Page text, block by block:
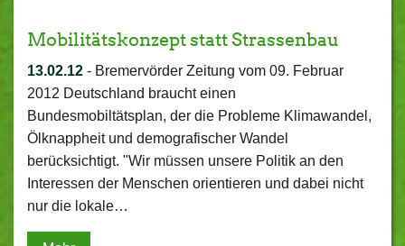
Mobilitätskonzept statt Strassenbau
13.02.12 - Bremervörder Zeitung vom 09. Februar
2012 Deutschland braucht einen
Bundesmobiltätsplan, der die Probleme Klimawandel,
Ölknappheit und demografischer Wandel
berücksichtigt. "Wir müssen unsere Politik an den
Interessen der Menschen orientieren und dabei nicht
nur die lokale…